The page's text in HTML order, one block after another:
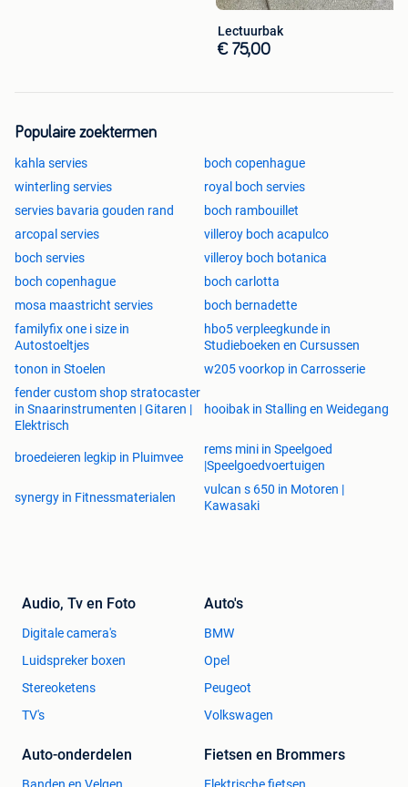
Lectuurbak
€ 75,00
Populaire zoektermen
kahla servies
boch copenhague
winterling servies
royal boch servies
servies bavaria gouden rand
boch rambouillet
arcopal servies
villeroy boch acapulco
boch servies
villeroy boch botanica
boch copenhague
boch carlotta
mosa maastricht servies
boch bernadette
familyfix one i size in
Autostoeltjes
hbo5 verpleegkunde in
Studieboeken en Cursussen
tonon in Stoelen
w205 voorkop in Carrosserie
fender custom shop stratocaster
in Snaarinstrumenten | Gitaren |
Elektrisch
hooibak in Stalling en Weidegang
broedeieren legkip in Pluimvee
rems mini in Speelgoed
|Speelgoedvoertuigen
synergy in Fitnessmaterialen
vulcan s 650 in Motoren |
Kawasaki
Audio, Tv en Foto
Digitale camera's
Luidspreker boxen
Stereoketens
TV's
Auto's
BMW
Opel
Peugeot
Volkswagen
Auto-onderdelen
Banden en Velgen
Fietsen en Brommers
Elektrische fietsen